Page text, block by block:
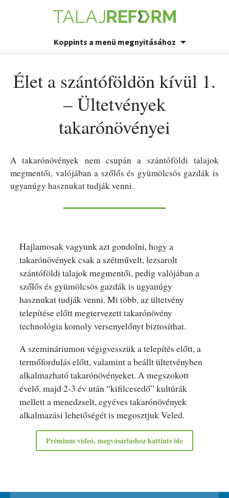
Koppints a menü megnyitásához
Élet a szántóföldön kívül 1.
– Ültetvények
takarónövényei
A takarónövények nem csupán a szántóföldi talajok
megmentői, valójában a szőlős és gyümölcsös gazdák is
ugyanúgy hasznukat tudják venni.
Hajlamosak vagyunk azt gondolni, hogy a
takarónövények csak a szétművelt, lezsarolt
szántóföldi talajok megmentői, pedig valójában a
szőlős és gyümölcsös gazdák is ugyanúgy
hasznukat tudják venni. Mi több, az ültetvény
telepítése előtt megtervezett takarónövény
technológia komoly versenyelőnyt biztosíthat.
A szemináriumon végigvesszük a telepítés előtt, a
termőfordulás előtt, valamint a beállt ültetvényben
alkalmazható takarónövényeket. A megszokott
évelő, majd 2-3 év után “kifilcesedő” kultúrák
mellett a menedzselt, egyéves takarónövények
alkalmazási lehetőségét is megosztjuk Veled.
Prémium videó, megvásárláshoz kattints ide